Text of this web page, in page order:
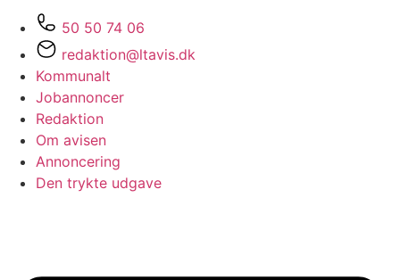
50 50 74 06
redaktion@ltavis.dk
Kommunalt
Jobannoncer
Redaktion
Om avisen
Annoncering
Den trykte udgave